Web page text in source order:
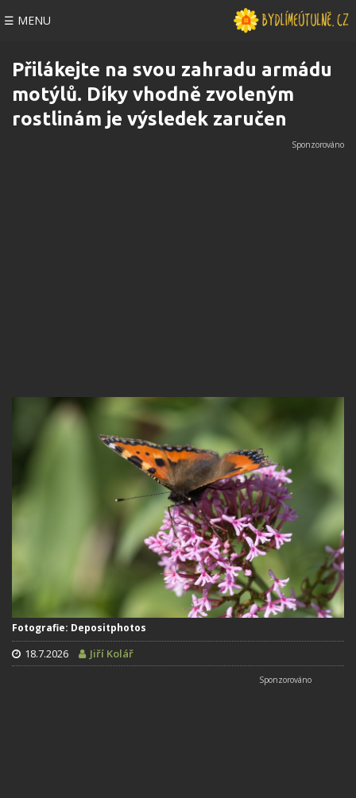
☰ MENU
Přilákejte na svou zahradu armádu
motýlů. Díky vhodně zvoleným
rostlinám je výsledek zaručen
Fotografie: Depositphotos
18.7.2026 Jiří Kolář